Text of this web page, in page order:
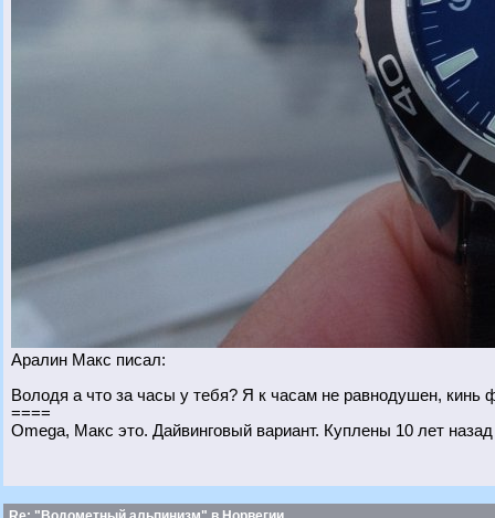
Аралин Макс писал:
Володя а что за часы у тебя? Я к часам не равнодушен, кинь
====
Omega, Макс это. Дайвинговый вариант. Куплены 10 лет